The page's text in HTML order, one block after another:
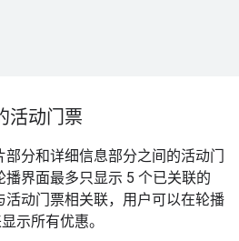
活动门票
分和详细信息部分之间的活动门
界面最多只显示 5 个已关联的
动门票相关联，用户可以在轮播
示所有优惠。